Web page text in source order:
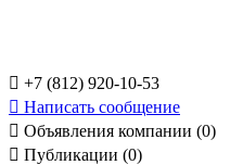
 +7 (812) 920-10-53
 Написать сообщение
 Объявления компании (0)
 Публикации (0)